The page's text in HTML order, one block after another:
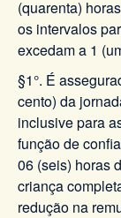
(quarenta)
os intervalos
excedam a 1
§1°. É
cento) da
inclusive para
função de
06 (seis) horas
criança
redução na